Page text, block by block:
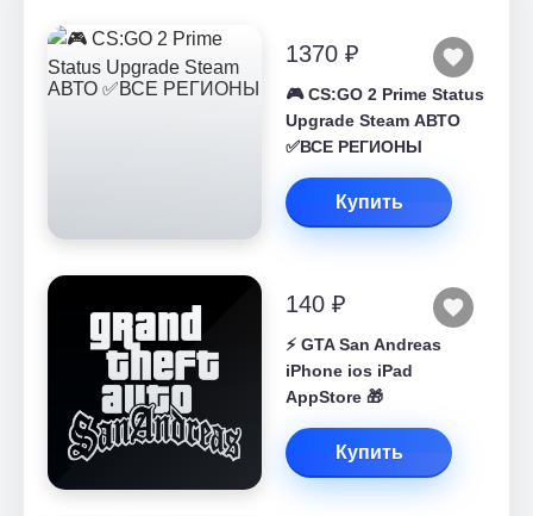
1370 ₽
🎮 CS:GO 2 Prime Status
Upgrade Steam АВТО
✅ВСЕ РЕГИОНЫ
Купить
140 ₽
⚡️ GTA San Andreas
iPhone ios iPad
AppStore 🎁
Купить